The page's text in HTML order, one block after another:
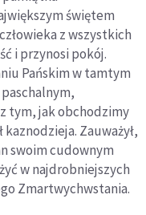
świętem
z wszystkich
i przynosi pokój.
Pańskim w tamtym
tym, jak obchodzimy
Zauważył,
swoim cudownym
w najdrobniejszych
Zmartwychwstania.